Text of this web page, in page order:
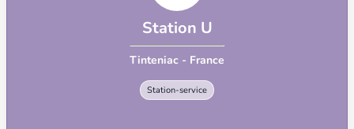
Station U
Tinteniac - France
Station-service